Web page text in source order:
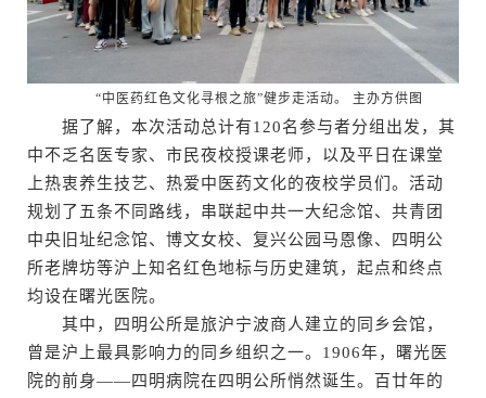
“中医药红色文化寻根之旅”健步走活动。 主办方供图
据了解，本次活动总计有120名参与者分组出发，其
中不乏名医专家、市民夜校授课老师，以及平日在课堂
上热衷养生技艺、热爱中医药文化的夜校学员们。活动
规划了五条不同路线，串联起中共一大纪念馆、共青团
中央旧址纪念馆、博文女校、复兴公园马恩像、四明公
所老牌坊等沪上知名红色地标与历史建筑，起点和终点
均设在曙光医院。
其中，四明公所是旅沪宁波商人建立的同乡会馆，
曾是沪上最具影响力的同乡组织之一。1906年，曙光医
院的前身——四明病院在四明公所悄然诞生。百廿年的